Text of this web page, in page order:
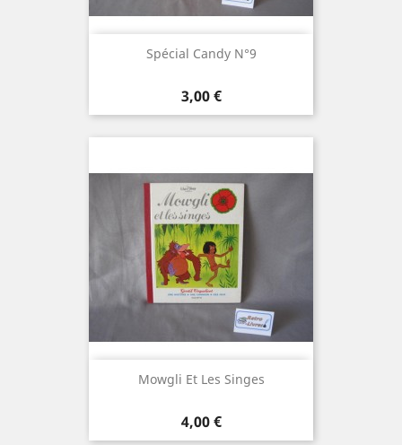
Spécial Candy N°9
Prix
3,00 €
Mowgli Et Les Singes
Prix
4,00 €